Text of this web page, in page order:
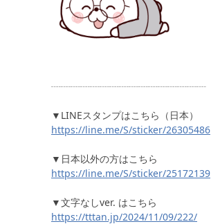
┈┈┈┈┈┈┈┈┈┈┈┈┈┈┈┈
▼LINEスタンプはこちら（日本）
https://line.me/S/sticker/26305486
▼日本以外の方はこちら
https://line.me/S/sticker/25172139
▼文字なしver. はこちら
https://tttan.jp/2024/11/09/222/